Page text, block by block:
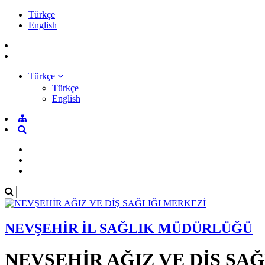
Türkçe
English
Türkçe
Türkçe
English
NEVŞEHİR İL SAĞLIK MÜDÜRLÜĞÜ
NEVŞEHİR AĞIZ VE DİŞ